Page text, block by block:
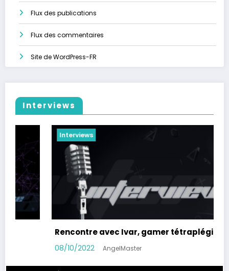
Flux des publications
Flux des commentaires
Site de WordPress-FR
Interviews
Interviews
Rencontre avec Artcyan, Graphiste 3D
08/03/2022 AngelMaster